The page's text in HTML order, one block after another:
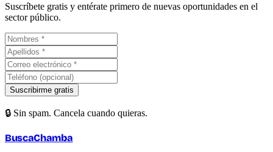
Suscríbete gratis y entérate primero de nuevas oportunidades en el
sector público.
Suscribirme gratis
🔒 Sin spam. Cancela cuando quieras.
BuscaChamba